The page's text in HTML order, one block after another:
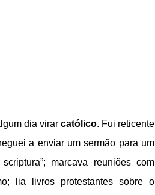
dia virar católico. Fui reticente
a enviar um sermão para um
marcava reuniões com
lia livros protestantes sobre o